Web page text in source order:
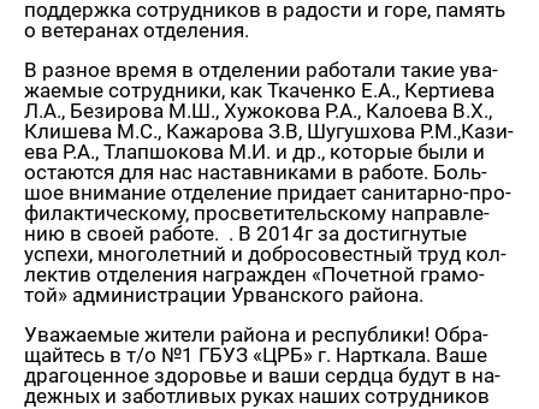
под­держ­ка со­труд­ни­ков в ра­до­сти и горе, па­мять
о ве­те­ра­нах от­де­ле­ния.
В раз­ное время в от­де­ле­нии ра­бо­та­ли такие ува­
жа­е­мые со­труд­ни­ки, как Тка­чен­ко Е.А., Кер­ти­е­ва
Л.А., Бе­зи­ро­ва М.Ш., Ху­жо­ко­ва Р.А., Ка­ло­е­ва В.Х.,
Кли­ше­ва М.С., Ка­жа­ро­ва З.В, Шу­гу­ш­хо­ва Р.М.,Ка­зи­
е­ва Р.А., Тлап­шо­ко­ва М.И. и др., ко­то­рые были и
оста­ют­ся для нас на­став­ни­ка­ми в ра­бо­те. Боль­
шое вни­ма­ние от­де­ле­ние при­да­ет са­ни­тар­но-про­
фи­лак­ти­че­ско­му, про­све­ти­тель­ско­му на­прав­ле­
нию в своей ра­бо­те. . В 2014г за до­стиг­ну­тые
успе­хи, мно­го­лет­ний и доб­ро­со­вест­ный труд кол­
лек­тив от­де­ле­ния на­граж­ден «По­чет­ной гра­мо­
той» ад­ми­ни­стра­ции Урван­ско­го рай­о­на.
Ува­жа­е­мые жи­те­ли рай­о­на и рес­пуб­ли­ки! Об­ра­
щай­тесь в т/о №1 ГБУЗ «ЦРБ» г. Нарт­ка­ла. Ваше
дра­го­цен­ное здо­ро­вье и ваши серд­ца будут в на­
деж­ных и за­бот­ли­вых руках наших со­труд­ни­ков